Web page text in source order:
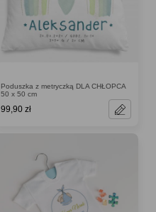
Poduszka z metryczką DLA CHŁOPCA
50 x 50 cm
99,90 zł